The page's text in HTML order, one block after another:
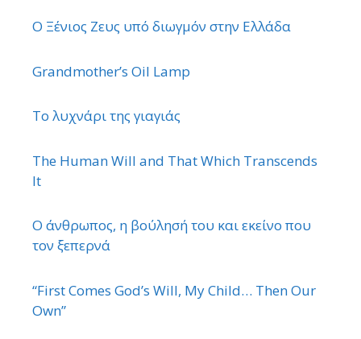
Ο Ξένιος Ζευς υπό διωγμόν στην Ελλάδα
Grandmother’s Oil Lamp
Το λυχνάρι της γιαγιάς
The Human Will and That Which Transcends
It
Ο άνθρωπος, η βούλησή του και εκείνο που
τον ξεπερνά
“First Comes God’s Will, My Child… Then Our
Own”